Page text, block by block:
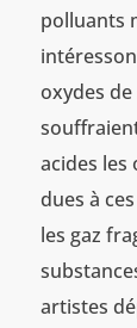
polluants
oxydes de
acides les
dues à
les gaz
artistes